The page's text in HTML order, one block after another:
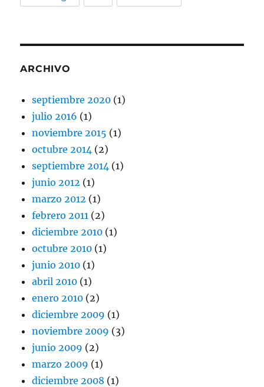
ARCHIVO
septiembre 2020 (1)
julio 2016 (1)
noviembre 2015 (1)
octubre 2014 (2)
septiembre 2014 (1)
junio 2012 (1)
marzo 2012 (1)
febrero 2011 (2)
diciembre 2010 (1)
octubre 2010 (1)
junio 2010 (1)
abril 2010 (1)
enero 2010 (2)
diciembre 2009 (1)
noviembre 2009 (3)
junio 2009 (2)
marzo 2009 (1)
diciembre 2008 (1)